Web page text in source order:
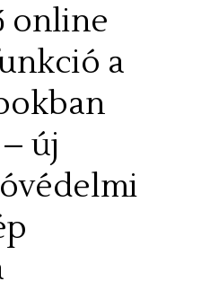
online
a
új